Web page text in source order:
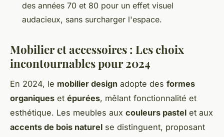
des années 70 et 80 pour un effet visuel
audacieux, sans surcharger l'espace.
Mobilier et accessoires : Les choix
incontournables pour 2024
En 2024, le mobilier design adopte des formes
organiques et épurées, mêlant fonctionnalité et
esthétique. Les meubles aux couleurs pastel et aux
accents de bois naturel se distinguent, proposant